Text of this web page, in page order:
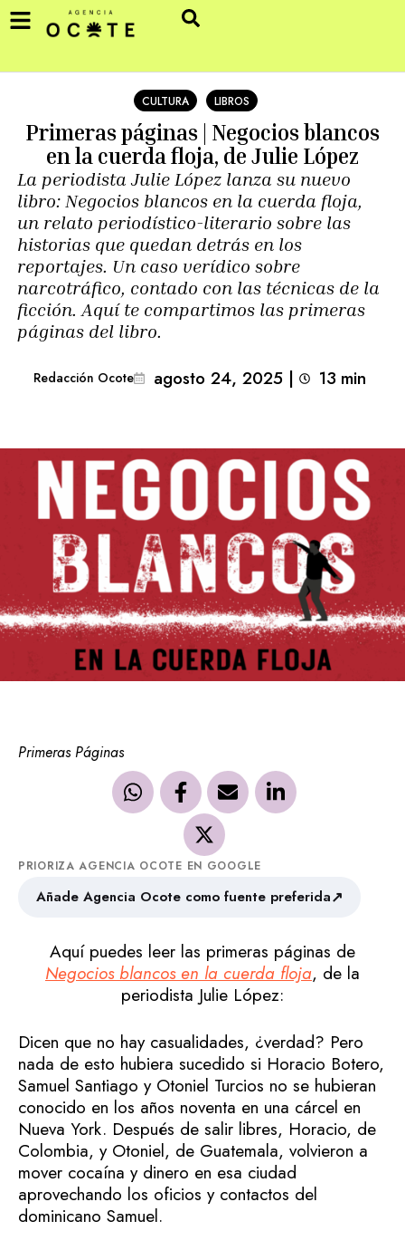
CULTURA LIBROS
Primeras páginas | Negocios blancos
en la cuerda floja, de Julie López
La periodista Julie López lanza su nuevo
libro: Negocios blancos en la cuerda floja,
un relato periodístico-literario sobre las
historias que quedan detrás en los
reportajes. Un caso verídico sobre
narcotráfico, contado con las técnicas de la
ficción. Aquí te compartimos las primeras
páginas del libro.
Redacción Ocote agosto 24, 2025 | 13 min
Primeras Páginas
PRIORIZA AGENCIA OCOTE EN GOOGLE
Añade Agencia Ocote como fuente preferida↗
Aquí puedes leer las primeras páginas de
Negocios blancos en la cuerda floja, de la
periodista Julie López:
Dicen que no hay casualidades, ¿verdad? Pero
nada de esto hubiera sucedido si Horacio Botero,
Samuel Santiago y Otoniel Turcios no se hubieran
conocido en los años noventa en una cárcel en
Nueva York. Después de salir libres, Horacio, de
Colombia, y Otoniel, de Guatemala, volvieron a
mover cocaína y dinero en esa ciudad
aprovechando los oficios y contactos del
dominicano Samuel.